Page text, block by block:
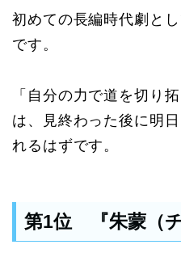
初めての長編時代劇と
です。
「自分の力で道を切り
は、見終わった後に明
れるはずです。
第1位 『朱蒙（チ